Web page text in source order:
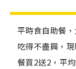
平時食自助餐
吃得不盡興，
餐買2送2，平